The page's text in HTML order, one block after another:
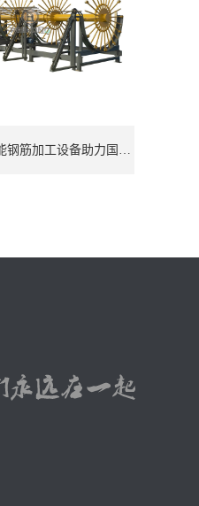
飞宏1套智能钢筋加工设备助力国际施工项目建设